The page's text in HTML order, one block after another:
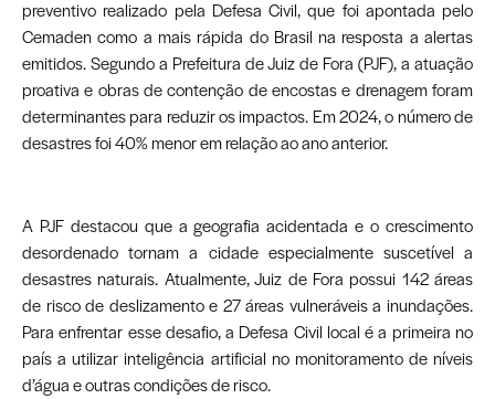
preventivo realizado pela Defesa Civil, que foi apontada pelo
Cemaden como a mais rápida do Brasil na resposta a alertas
emitidos. Segundo a Prefeitura de Juiz de Fora (PJF), a atuação
proativa e obras de contenção de encostas e drenagem foram
determinantes para reduzir os impactos. Em 2024, o número de
desastres foi 40% menor em relação ao ano anterior.
A PJF destacou que a geografia acidentada e o crescimento
desordenado tornam a cidade especialmente suscetível a
desastres naturais. Atualmente, Juiz de Fora possui 142 áreas
de risco de deslizamento e 27 áreas vulneráveis a inundações.
Para enfrentar esse desafio, a Defesa Civil local é a primeira no
país a utilizar inteligência artificial no monitoramento de níveis
d’água e outras condições de risco.